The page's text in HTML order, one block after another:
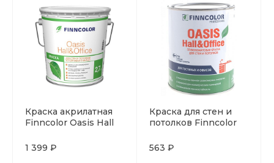
Краска акрилатная
Finncolor Oasis Hall
1 399 ₽
Краска для стен и
потолков Finncolor
устойчивая к мытью
563 ₽